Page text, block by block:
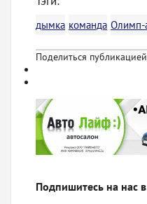
дымка команда Олимп-
Поделиться публикацией
Подпишитесь на нас